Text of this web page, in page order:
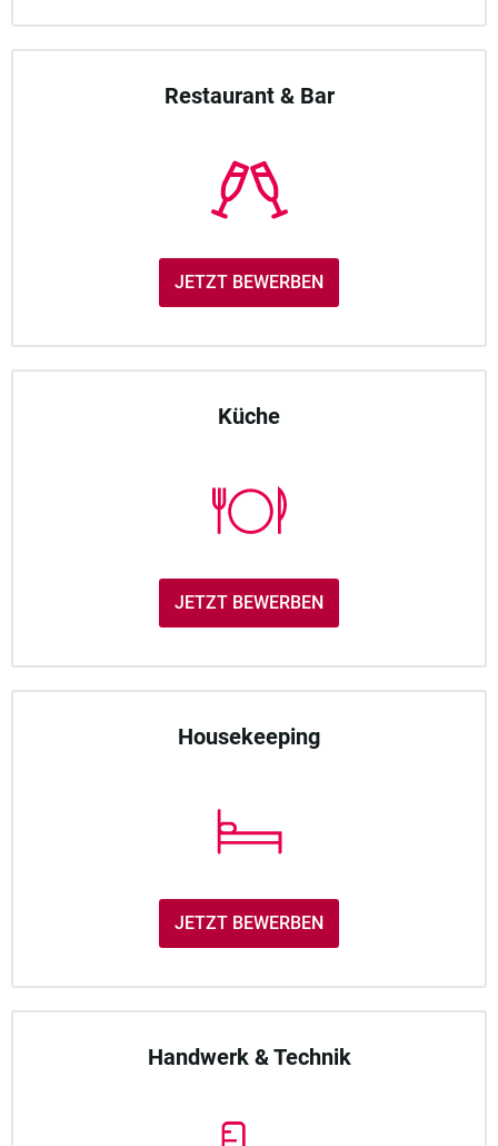
Restaurant & Bar
JETZT BEWERBEN
Küche
JETZT BEWERBEN
Housekeeping
JETZT BEWERBEN
Handwerk & Technik